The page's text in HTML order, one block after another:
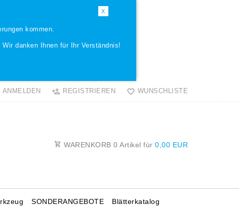
X
kommen.
Wir danken Ihnen für Ihr Verständnis!
ANMELDEN REGISTRIEREN WUNSCHLISTE
WARENKORB 0 Artikel für 0,00 EUR
Blätterkatalog
SONDERANGEBOTE